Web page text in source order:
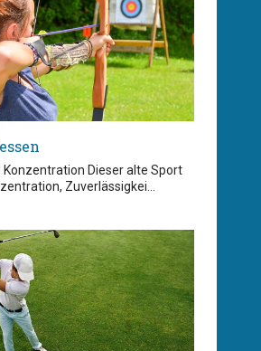
Konzentration Dieser alte Sport
Zuverlässigkei...